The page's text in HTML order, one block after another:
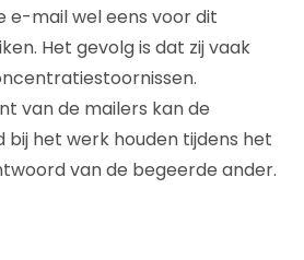
e-mail wel eens voor dit
Het gevolg is dat zij vaak
van de mailers kan de
het werk houden tijdens het
van de begeerde ander.